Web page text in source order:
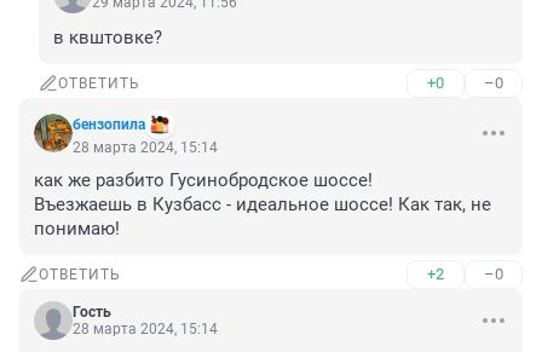
в квштовке?
ОТВЕТИТЬ +0 –0
бензопила
28 марта 2024, 15:14
как же разбито Гусинобродское шоссе!
Въезжаешь в Кузбасс - идеальное шоссе! Как так, не
понимаю!
ОТВЕТИТЬ +2 –0
Гость
28 марта 2024, 15:14